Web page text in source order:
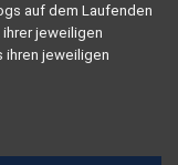
auf dem Laufenden
jeweiligen
ihren jeweiligen